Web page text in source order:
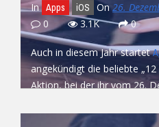
In Apps iOS On26.
0
3.1K 0
Auch in diesem Jahr startet
angekündigt die beliebte „12
Aktion, bei der ihr vom 26.